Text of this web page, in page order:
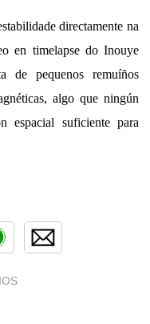
directamente na
en timelapse do Inouye
de pequenos remuíños
algo que ningún
espacial suficiente para